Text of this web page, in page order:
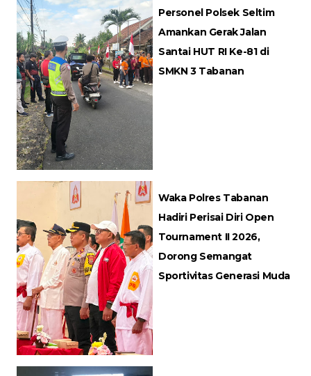
Personel Polsek Seltim
Amankan Gerak Jalan
Santai HUT RI Ke-81 di
SMKN 3 Tabanan
Waka Polres Tabanan
Hadiri Perisai Diri Open
Tournament II 2026,
Dorong Semangat
Sportivitas Generasi Muda